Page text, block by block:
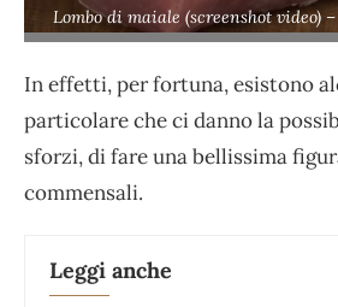
Lombo di maiale (screenshot video)
In effetti, per fortuna, esistono
particolare che ci danno la
sforzi, di fare una bellissima
commensali.
Leggi anche